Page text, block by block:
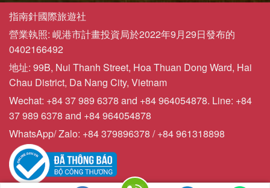
指南針國際旅遊社
營業執照: 峴港市計畫投資局於2022年9月29日發布的
0402166492
地址: 99B, Nui Thanh Street, Hoa Thuan Dong Ward, Hai
Chau District, Da Nang City, Vietnam
Wechat: +84 37 989 6378 and +84 964054878. Line: +84
37 989 6378 and +84 964054878
WhatsApp/ Zalo: +84 379896378 / +84 961318898